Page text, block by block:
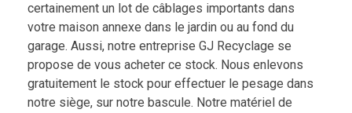
certainement un lot de câblages importants dans
votre maison annexe dans le jardin ou au fond du
garage. Aussi, notre entreprise GJ Recyclage se
propose de vous acheter ce stock. Nous enlevons
gratuitement le stock pour effectuer le pesage dans
notre siège, sur notre bascule. Notre matériel de